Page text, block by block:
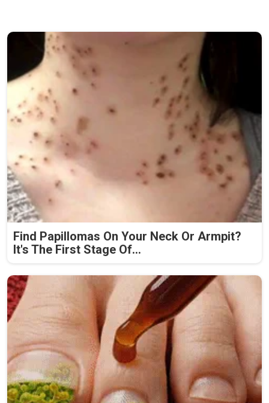
Find Papillomas On Your Neck Or Armpit?
It's The First Stage Of...